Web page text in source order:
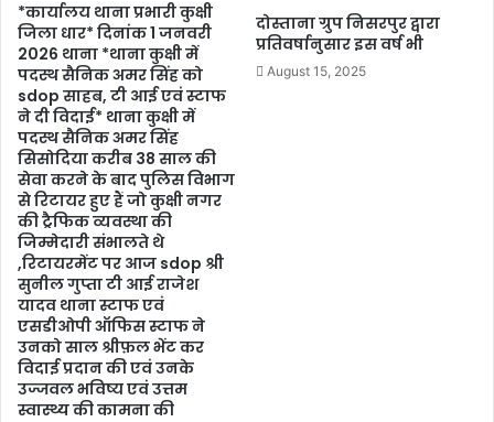
*कार्यालय थाना प्रभारी कुक्षी
जिला धार* दिनांक 1 जनवरी
2026 थाना *थाना कुक्षी में
पदस्थ सैनिक अमर सिंह को
sdop साहब, टी आई एवं स्टाफ
ने दी विदाई* थाना कुक्षी में
पदस्थ सैनिक अमर सिंह
सिसोदिया करीब 38 साल की
सेवा करने के बाद पुलिस विभाग
से रिटायर हुए हैं जो कुक्षी नगर
की ट्रैफिक व्यवस्था की
जिम्मेदारी संभालते थे
,रिटायरमेंट पर आज sdop श्री
सुनील गुप्ता टी आई राजेश
यादव थाना स्टाफ एवं
एसडीओपी ऑफिस स्टाफ ने
उनको साल श्रीफ़ल भेंट कर
विदाई प्रदान की एवं उनके
उज्जवल भविष्य एवं उत्तम
स्वास्थ्य की कामना की
दोस्ताना ग्रुप निसरपुर द्वारा
प्रतिवर्षानुसार इस वर्ष भी
August 15, 2025